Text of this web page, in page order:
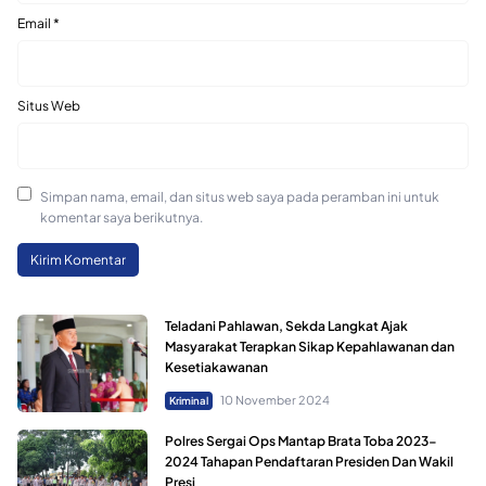
Email *
Situs Web
Simpan nama, email, dan situs web saya pada peramban ini untuk
komentar saya berikutnya.
Teladani Pahlawan, Sekda Langkat Ajak
Masyarakat Terapkan Sikap Kepahlawanan dan
Kesetiakawanan
Kriminal 10 November 2024
Polres Sergai Ops Mantap Brata Toba 2023-
2024 Tahapan Pendaftaran Presiden Dan Wakil
Presi